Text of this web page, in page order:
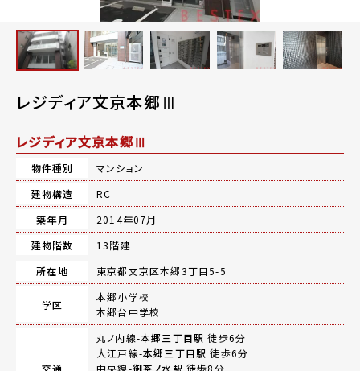
レジディア文京本郷Ⅲ
レジディア文京本郷Ⅲ
物件種別
マンション
建物構造
RC
築年月
2014年07月
建物階数
13階建
所在地
東京都文京区本郷3丁目5-5
学区
本郷小学校
本郷台中学校
丸ノ内線-本郷三丁目駅 徒歩6分
大江戸線-本郷三丁目駅 徒歩6分